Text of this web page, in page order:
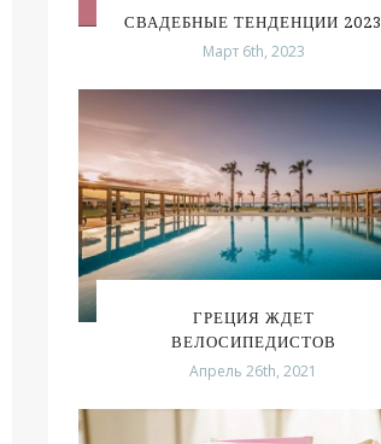
СВАДЕБНЫЕ ТЕНДЕНЦИИ 2023
Март 6th, 2023
ГРЕЦИЯ ЖДЕТ
ВЕЛОСИПЕДИСТОВ
Апрель 26th, 2021